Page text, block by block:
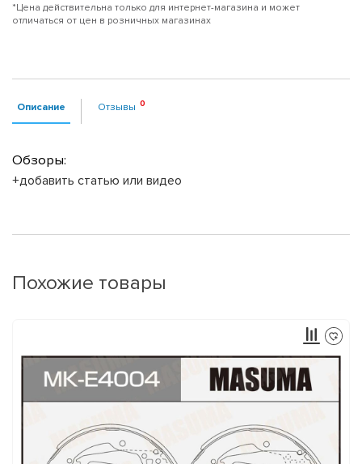
*Цена действительна только для интернет-магазина и может
отличаться от цен в розничных магазинах
Описание Отзывы
Обзоры:
+добавить статью или видео
Похожие товары